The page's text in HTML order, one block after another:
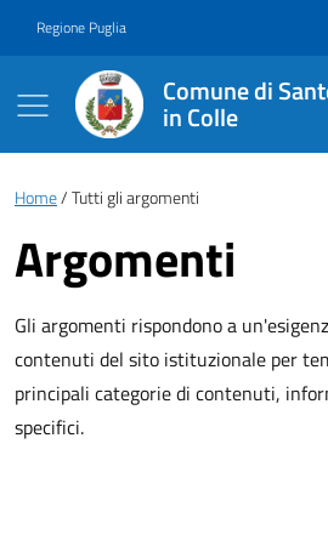
Regione Puglia
Comune di
in Colle
Briciole di pane
Home Tutti gli argomenti
Argomenti
Gli argomenti rispondono a
contenuti del sito istituzionale per
principali categorie di contenuti,
specifici.